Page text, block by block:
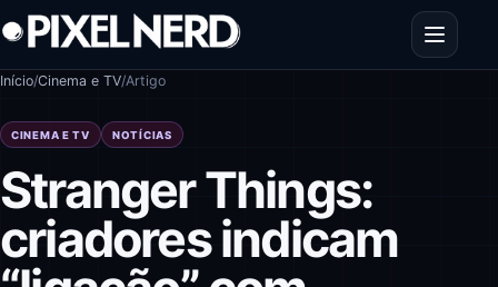
Pular para o conteúdo
Abrir
Início/Cinema e TV/Artigo
CINEMA E TV NOTÍCIAS
Stranger Things:
criadores indicam